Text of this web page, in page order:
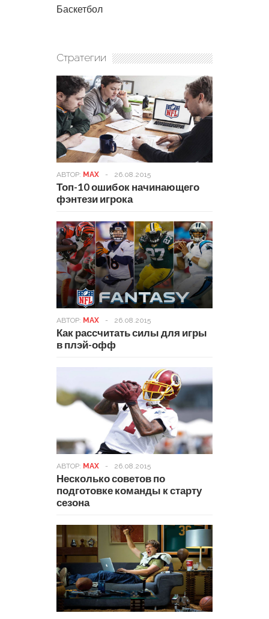
Баскетбол
Стратегии
АВТОР: MAX - 26.08.2015
Топ-10 ошибок начинающего
фэнтези игрока
АВТОР: MAX - 26.08.2015
Как рассчитать силы для игры
в плэй-офф
АВТОР: MAX - 26.08.2015
Несколько советов по
подготовке команды к старту
сезона